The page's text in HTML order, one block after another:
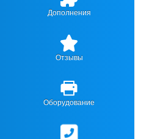
Дополнения
Отзывы
Оборудование